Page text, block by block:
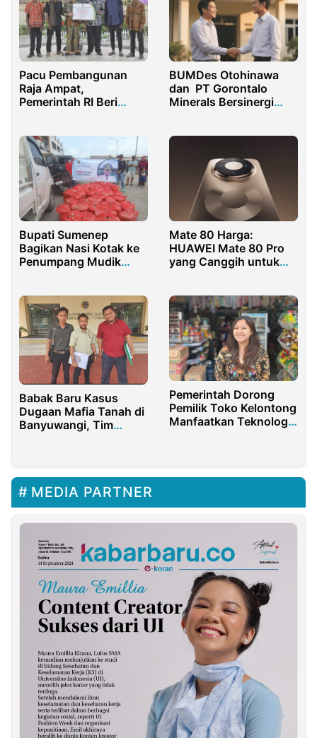
Pacu Pembangunan
Raja Ampat,
Pemerintah RI Beri
BUMDes Otohinawa
dan PT Gorontalo
Minerals Bersinergi
Bupati Sumenep
Bagikan Nasi Kotak ke
Penumpang Mudik
Mate 80 Harga:
HUAWEI Mate 80 Pro
yang Canggih untuk
Babak Baru Kasus
Dugaan Mafia Tanah di
Banyuwangi, Tim
Pemerintah Dorong
Pemilik Toko Kelontong
Manfaatkan Teknologi
MEDIA PARTNER